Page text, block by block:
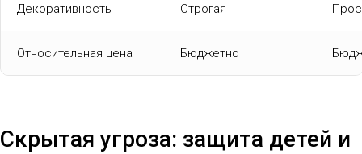
Декоративность Строгая
Относительная цена Бюджетно
Скрытая угроза: защита детей и